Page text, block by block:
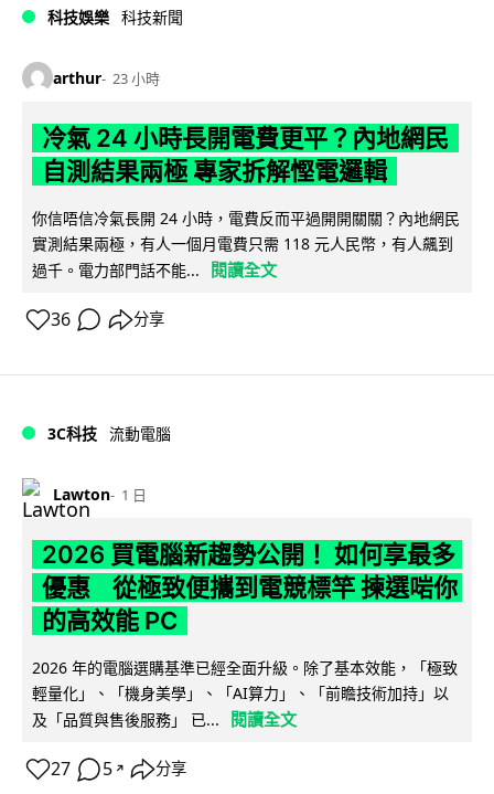
科技娛樂 科技新聞
arthur 23 小時
冷氣 24 小時長開電費更平？內地網民
自測結果兩極 專家拆解慳電邏輯
你信唔信冷氣長開 24 小時，電費反而平過開開關關？內地網民
實測結果兩極，有人一個月電費只需 118 元人民幣，有人飆到
過千。電力部門話不能...
閱讀全文
36 分享
3C科技 流動電腦
Lawton 1 日
2026 買電腦新趨勢公開！ 如何享最多
優惠 從極致便攜到電競標竿 揀選啱你
的高效能 PC
2026 年的電腦選購基準已經全面升級。除了基本效能，「極致
輕量化」、「機身美學」、「AI算力」、「前瞻技術加持」以
及「品質與售後服務」 已...
閱讀全文
27 5 ↗ 分享